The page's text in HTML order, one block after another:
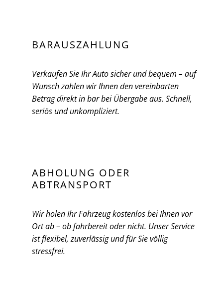
BARAUSZAHLUNG
Verkaufen Sie Ihr Auto sicher und bequem – auf
Wunsch zahlen wir Ihnen den vereinbarten
Betrag direkt in bar bei Übergabe aus. Schnell,
seriös und unkompliziert.
ABHOLUNG ODER
ABTRANSPORT
Wir holen Ihr Fahrzeug kostenlos bei Ihnen vor
Ort ab – ob fahrbereit oder nicht. Unser Service
ist flexibel, zuverlässig und für Sie völlig
stressfrei.